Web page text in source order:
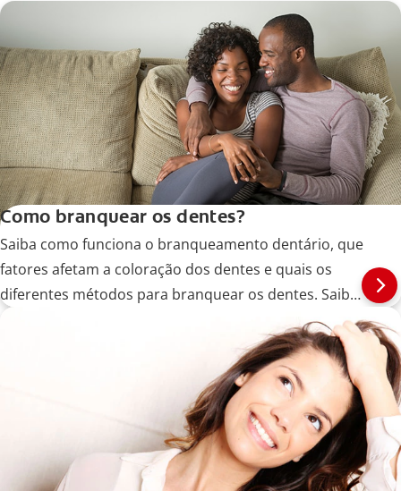
Como branquear os dentes?
Saiba como funciona o branqueamento dentário, que
fatores afetam a coloração dos dentes e quais os
diferentes métodos para branquear os dentes. Saiba